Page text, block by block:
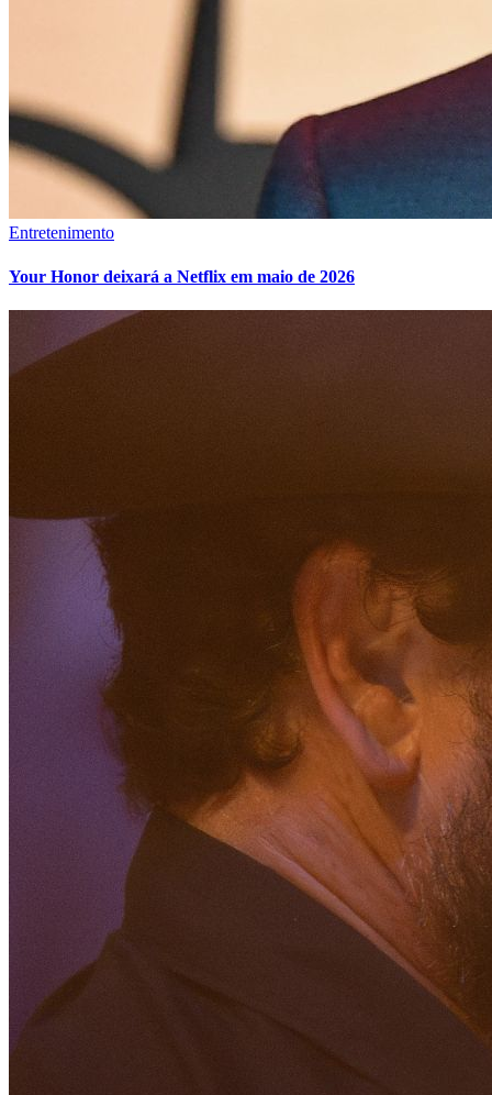
Entretenimento
Your Honor deixará a Netflix em maio de 2026